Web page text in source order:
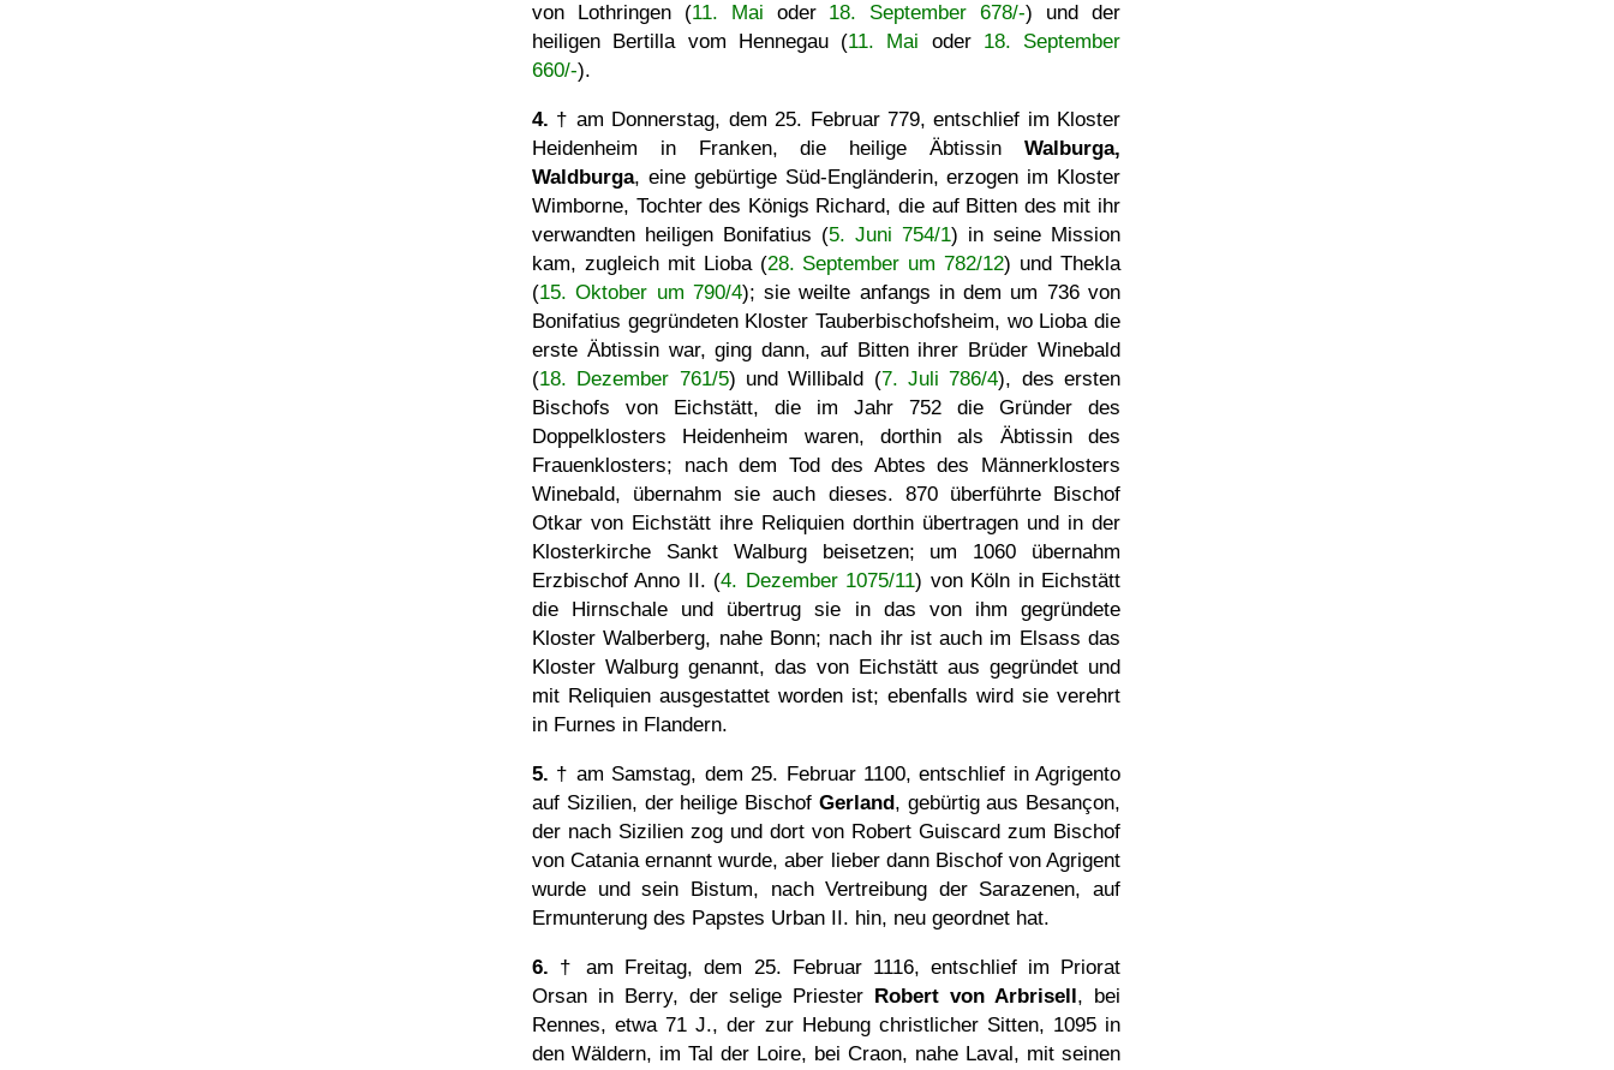
von Lothringen (11. Mai oder 18. September 678/-) und der
heiligen Bertilla vom Hennegau (11. Mai oder 18. September
660/-).
4. † am Donnerstag, dem 25. Februar 779, entschlief im Kloster
Heidenheim in Franken, die heilige Äbtissin Walburga,
Waldburga, eine gebürtige Süd-Engländerin, erzogen im Kloster
Wimborne, Tochter des Königs Richard, die auf Bitten des mit ihr
verwandten heiligen Bonifatius (5. Juni 754/1) in seine Mission
kam, zugleich mit Lioba (28. September um 782/12) und Thekla
(15. Oktober um 790/4); sie weilte anfangs in dem um 736 von
Bonifatius gegründeten Kloster Tauberbischofsheim, wo Lioba die
erste Äbtissin war, ging dann, auf Bitten ihrer Brüder Winebald
(18. Dezember 761/5) und Willibald (7. Juli 786/4), des ersten
Bischofs von Eichstätt, die im Jahr 752 die Gründer des
Doppelklosters Heidenheim waren, dorthin als Äbtissin des
Frauenklosters; nach dem Tod des Abtes des Männerklosters
Winebald, übernahm sie auch dieses. 870 überführte Bischof
Otkar von Eichstätt ihre Reliquien dorthin übertragen und in der
Klosterkirche Sankt Walburg beisetzen; um 1060 übernahm
Erzbischof Anno II. (4. Dezember 1075/11) von Köln in Eichstätt
die Hirnschale und übertrug sie in das von ihm gegründete
Kloster Walberberg, nahe Bonn; nach ihr ist auch im Elsass das
Kloster Walburg genannt, das von Eichstätt aus gegründet und
mit Reliquien ausgestattet worden ist; ebenfalls wird sie verehrt
in Furnes in Flandern.
5. † am Samstag, dem 25. Februar 1100, entschlief in Agrigento
auf Sizilien, der heilige Bischof Gerland, gebürtig aus Besançon,
der nach Sizilien zog und dort von Robert Guiscard zum Bischof
von Catania ernannt wurde, aber lieber dann Bischof von Agrigent
wurde und sein Bistum, nach Vertreibung der Sarazenen, auf
Ermunterung des Papstes Urban II. hin, neu geordnet hat.
6. † am Freitag, dem 25. Februar 1116, entschlief im Priorat
Orsan in Berry, der selige Priester Robert von Arbrisell, bei
Rennes, etwa 71 J., der zur Hebung christlicher Sitten, 1095 in
den Wäldern, im Tal der Loire, bei Craon, nahe Laval, mit seinen